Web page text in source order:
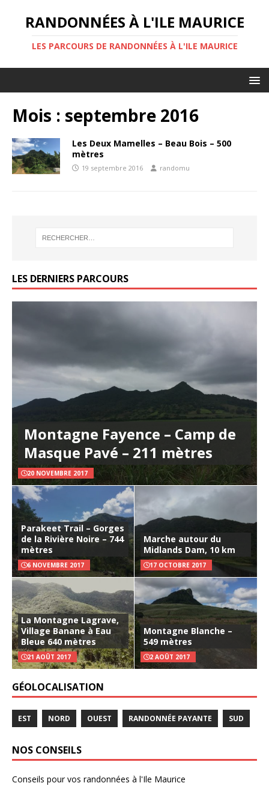
RANDONNÉES À L'ILE MAURICE
LES PARCOURS DE RANDONNÉES À L'ILE MAURICE
Mois : septembre 2016
Les Deux Mamelles – Beau Bois – 500
mètres
19 septembre 2016 randomu
LES DERNIERS PARCOURS
Montagne Fayence – Camp de
Masque Pavé – 211 mètres
20 NOVEMBRE 2017
Parakeet Trail – Gorges
de la Rivière Noire – 744
mètres
6 NOVEMBRE 2017
Marche autour du
Midlands Dam, 10 km
17 OCTOBRE 2017
La Montagne Lagrave,
Village Banane à Eau
Bleue 640 mètres
21 AOÛT 2017
Montagne Blanche –
549 mètres
2 AOÛT 2017
GÉOLOCALISATION
EST NORD OUEST RANDONNÉE PAYANTE SUD
NOS CONSEILS
Conseils pour vos randonnées à l'Ile Maurice